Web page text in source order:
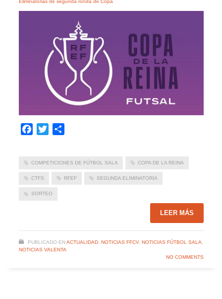
Eliminatorias de segunda ronda de Copa
Facebook
Twitter
COMPETICIONES DE FÚTBOL SALA COPA DE LA REINA
CTFS RFEF SEGUNDA ELIMINATORIA
SORTEO
LEER MÁS
PUBLICADO EN ACTUALIDAD, NOTICIAS FFCV, NOTICIAS FÚTBOL SALA
NOTICIAS VALENTA
NO COMMENTS